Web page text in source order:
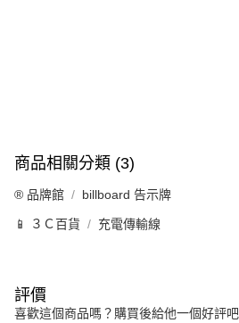
商品相關分類 (3)
®️ 品牌館 billboard 告示牌
📱 ３Ｃ百貨 充電傳輸線
評價
喜歡這個商品嗎？購買後給他一個好評吧